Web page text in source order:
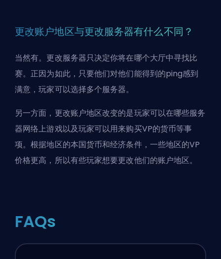
更改账户地区与更改服务器有什么不同？
当然有。更改服务器只决定你将在哪个大厅中寻找比
赛。正因为如此，只要他们对他们能得到的ping感到
满意，玩家可以选择多个服务器。
另一方面，更改账户地区改变的是玩家可以在哪些服务
器网络上游戏以及玩家可以用来购买VP的货币等事
项。根据地区的本国货币和经济条件，一些地区的VP
价格更高 ，所以有些玩家想要更改他们的账户地区。
FAQs